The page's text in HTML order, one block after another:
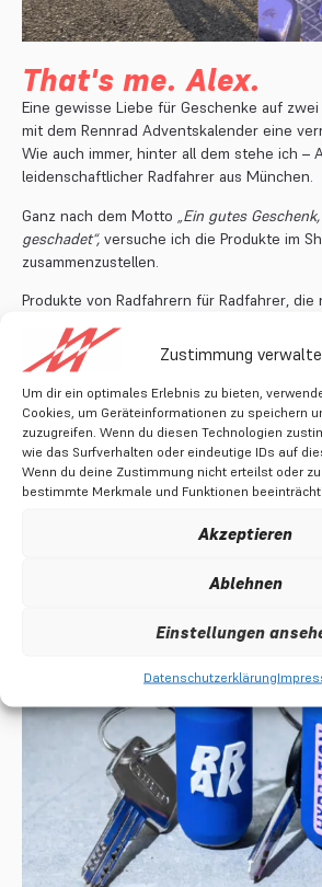
Zustimmung
Um dir ein optimales Erlebnis zu bieten,
Cookies, um Geräteinformationen zu speichern
zuzugreifen. Wenn du diesen Technologien
wie das Surfverhalten oder eindeutige IDs auf
Wenn du deine Zustimmung nicht erteilst oder
bestimmte Merkmale und Funktionen
Akzeptieren
Ablehnen
Einstellungen
Datenschutzerklärung
That's me. Alex.
Eine gewisse Liebe für Geschenke auf
mit dem Rennrad Adventskalender eine
Wie auch immer, hinter all dem stehe ich –
leidenschaftlicher Radfahrer aus München.
Ganz nach dem Motto „Ein gutes
geschadet“, versuche ich die Produkte im
zusammenzustellen.
Produkte von Radfahrern für Radfahrer, die
sondern auch mit Herz ausgewählt sind.
Schaut doch gerne mal vorbei.